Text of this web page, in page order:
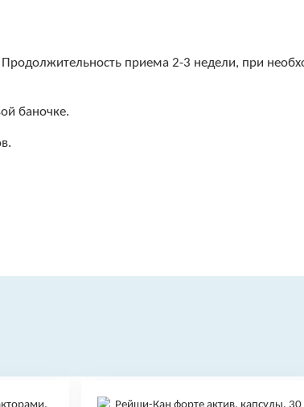
приема 2-3 недели, при
баночке.